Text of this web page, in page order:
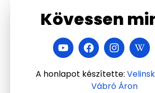
Kövessen
A honlapot készítette:
Vábró Áron